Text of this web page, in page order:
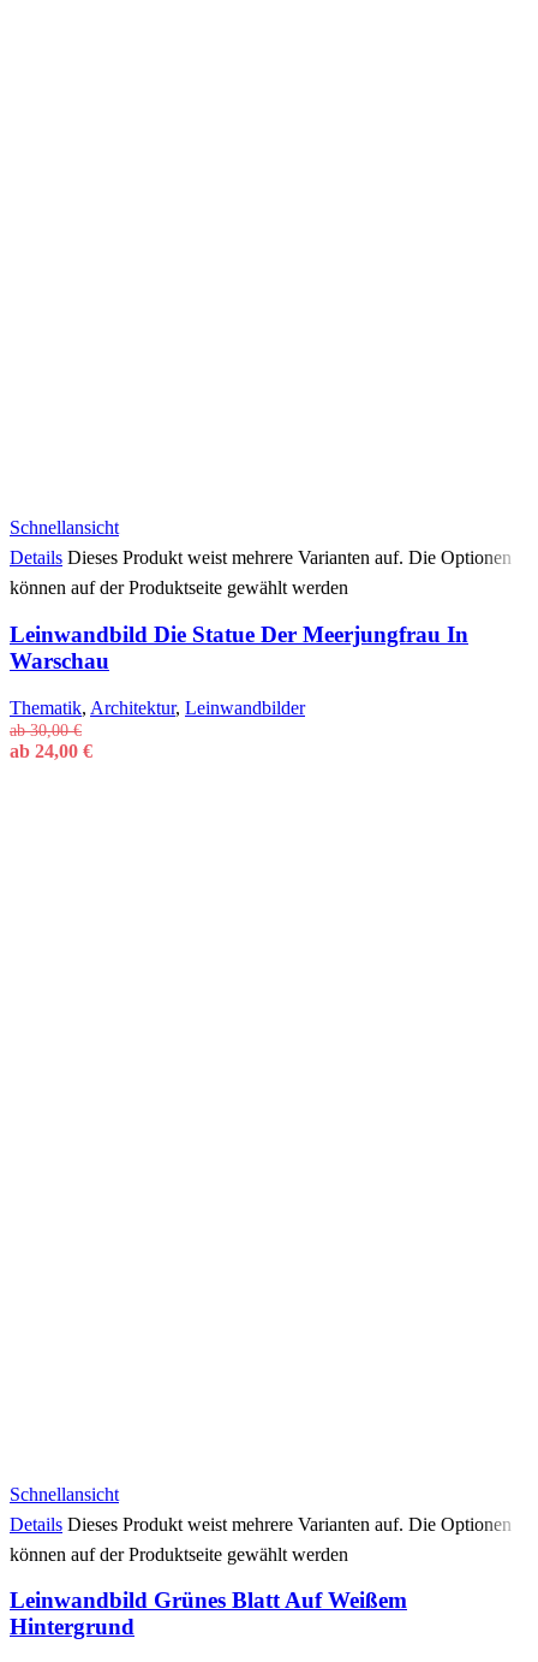
Schnellansicht
Details Dieses Produkt weist mehrere Varianten auf. Die Optionen
können auf der Produktseite gewählt werden
Leinwandbild Die Statue Der Meerjungfrau In
Warschau
Thematik, Architektur, Leinwandbilder
ab30,00€
ab 24,00 €
Schnellansicht
Details Dieses Produkt weist mehrere Varianten auf. Die Optionen
können auf der Produktseite gewählt werden
Leinwandbild Grünes Blatt Auf Weißem
Hintergrund